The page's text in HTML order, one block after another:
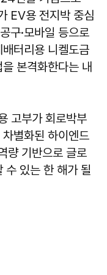
EV용 전지박 중심
구·모바일 등으로
터리용 니켈도금
본격화한다는 내
고부가 회로박부
별화된 하이엔드
량 기반으로 글로
수 있는 한 해가 될